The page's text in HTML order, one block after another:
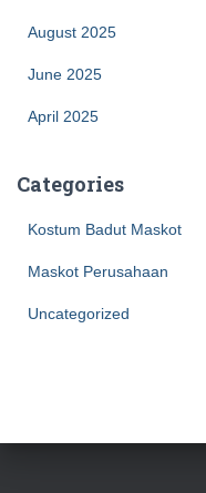
August 2025
June 2025
April 2025
Categories
Kostum Badut Maskot
Maskot Perusahaan
Uncategorized